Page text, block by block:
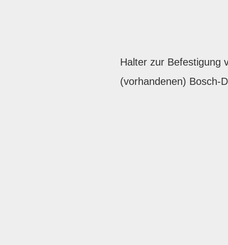
Halter zur Befestigung
(vorhandenen) Bosch-